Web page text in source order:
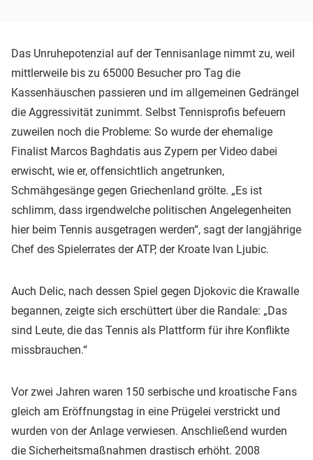
Das Unruhepotenzial auf der Tennisanlage nimmt zu, weil
mittlerweile bis zu 65000 Besucher pro Tag die
Kassenhäuschen passieren und im allgemeinen Gedrängel
die Aggressivität zunimmt. Selbst Tennisprofis befeuern
zuweilen noch die Probleme: So wurde der ehemalige
Finalist Marcos Baghdatis aus Zypern per Video dabei
erwischt, wie er, offensichtlich angetrunken,
Schmähgesänge gegen Griechenland grölte. „Es ist
schlimm, dass irgendwelche politischen Angelegenheiten
hier beim Tennis ausgetragen werden“, sagt der langjährige
Chef des Spielerrates der ATP, der Kroate Ivan Ljubic.
Auch Delic, nach dessen Spiel gegen Djokovic die Krawalle
begannen, zeigte sich erschüttert über die Randale: „Das
sind Leute, die das Tennis als Plattform für ihre Konflikte
missbrauchen.“
Vor zwei Jahren waren 150 serbische und kroatische Fans
gleich am Eröffnungstag in eine Prügelei verstrickt und
wurden von der Anlage verwiesen. Anschließend wurden
die Sicherheitsmaßnahmen drastisch erhöht. 2008